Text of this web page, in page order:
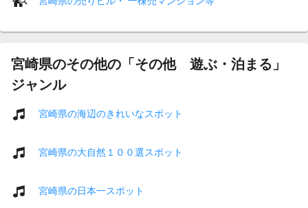
宮崎県のその他の「その他 遊ぶ・泊まる」
ジャンル
宮崎県の海辺のきれいなスポット
宮崎県の大自然１００選スポット
宮崎県の日本一スポット